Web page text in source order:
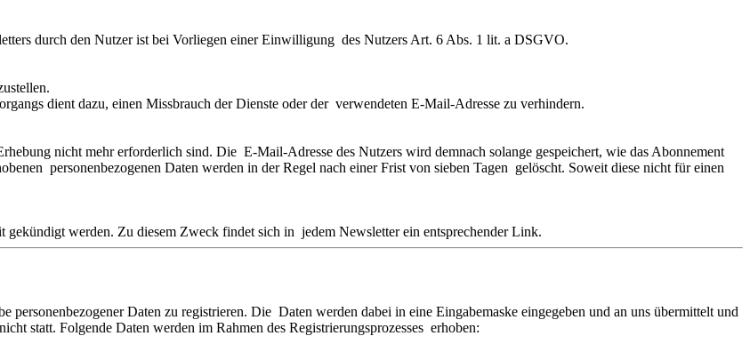
durch den Nutzer ist bei Vorliegen einer Einwilligung des Nutzers Art. 6 Abs. 1 lit. a DSGVO.
dient dazu, einen Missbrauch der Dienste oder der verwendeten E-Mail-Adresse zu verhindern.
nicht mehr erforderlich sind. Die E-Mail-Adresse des Nutzers wird demnach solange gespeichert, wie das Abonnement
personenbezogenen Daten werden in der Regel nach einer Frist von sieben Tagen gelöscht. Soweit diese nicht für einen
werden. Zu diesem Zweck findet sich in jedem Newsletter ein entsprechender Link.
Daten zu registrieren. Die Daten werden dabei in eine Eingabemaske eingegeben und an uns übermittelt und
statt. Folgende Daten werden im Rahmen des Registrierungsprozesses erhoben: